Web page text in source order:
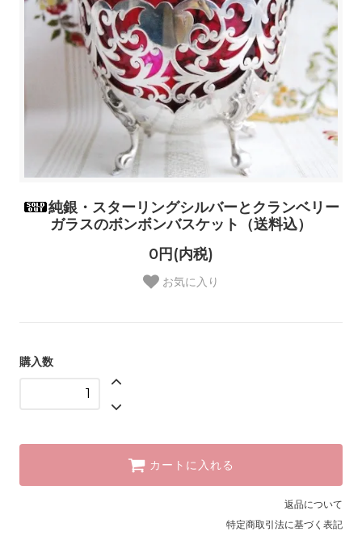
純銀・スターリングシルバーとクランベリー
ガラスのボンボンバスケット（送料込）
0円(内税)
お気に入り
購入数
カートに入れる
返品について
特定商取引法に基づく表記